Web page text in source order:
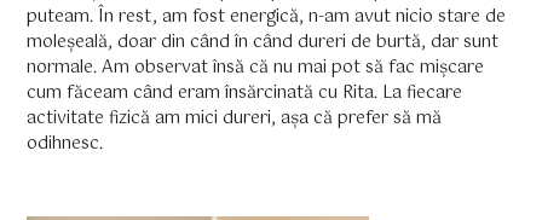
puteam. În rest, am fost energică, n-am avut nicio stare de
moleșeală, doar din când în când dureri de burtă, dar sunt
normale. Am observat însă că nu mai pot să fac mișcare
cum făceam când eram însărcinată cu Rita. La fiecare
activitate fizică am mici dureri, așa că prefer să mă
odihnesc.